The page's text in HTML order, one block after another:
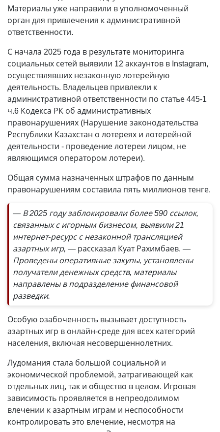
Материалы уже направили в уполномоченный
орган для привлечения к административной
ответственности.
С начала 2025 года в результате мониторинга
социальных сетей выявили 12 аккаунтов в Instagram,
осуществлявших незаконную лотерейную
деятельность. Владельцев привлекли к
административной ответственности по статье 445-1
ч.6 Кодекса РК об административных
правонарушениях (Нарушение законодательства
Республики Казахстан о лотереях и лотерейной
деятельности - проведение лотереи лицом, не
являющимся оператором лотереи).
Общая сумма назначенных штрафов по данным
правонарушениям составила пять миллионов тенге.
— В 2025 году заблокировали более 590 ссылок,
связанных с игорным бизнесом, выявили 21
интернет-ресурс с незаконной трансляцией
азартных игр, — рассказал Куат Рахимбаев. —
Проведены оперативные закупы, установлены
получатели денежных средств, материалы
направлены в подразделение финансовой
разведки.
Особую озабоченность вызывает доступность
азартных игр в онлайн-среде для всех категорий
населения, включая несовершеннолетних.
Лудомания стала большой социальной и
экономической проблемой, затрагивающей как
отдельных лиц, так и общество в целом. Игровая
зависимость проявляется в непреодолимом
влечении к азартным играм и неспособности
контролировать это влечение, несмотря на